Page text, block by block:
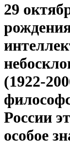
29
(1922-
России
особое